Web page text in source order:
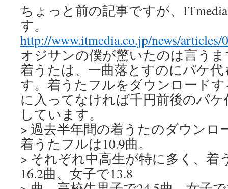
ちょっと前の記事ですが、
す。
http://www.itmedia.co.jp/news/articles/
オジサンの僕が驚いたのは言う
着うたは、一曲落とすのにパケ
す。着うたフルをダウンロード
に入ってなければ千円前後のパ
しています。
> 過去半年間の着うたのダウンロ
着うたフルは10.9曲。
> それぞれ中高生が特に多く、着
16.2曲、女子で13.8